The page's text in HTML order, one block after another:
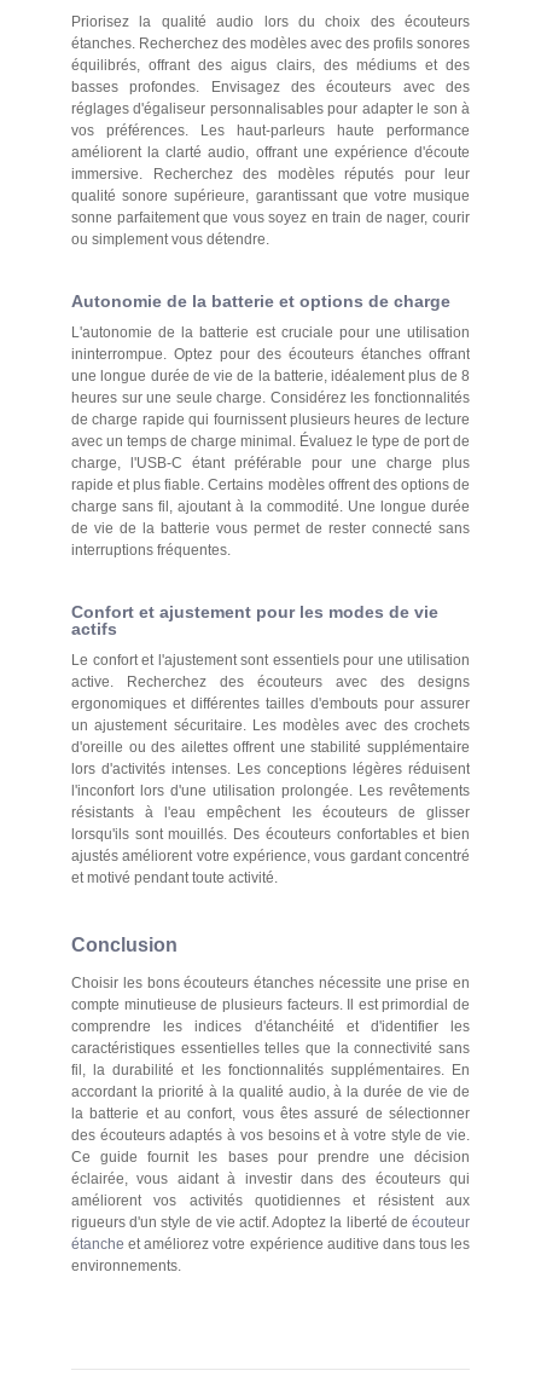
Priorisez la qualité audio lors du choix des écouteurs
étanches. Recherchez des modèles avec des profils sonores
équilibrés, offrant des aigus clairs, des médiums et des
basses profondes. Envisagez des écouteurs avec des
réglages d'égaliseur personnalisables pour adapter le son à
vos préférences. Les haut-parleurs haute performance
améliorent la clarté audio, offrant une expérience d'écoute
immersive. Recherchez des modèles réputés pour leur
qualité sonore supérieure, garantissant que votre musique
sonne parfaitement que vous soyez en train de nager, courir
ou simplement vous détendre.
Autonomie de la batterie et options de charge
L'autonomie de la batterie est cruciale pour une utilisation
ininterrompue. Optez pour des écouteurs étanches offrant
une longue durée de vie de la batterie, idéalement plus de 8
heures sur une seule charge. Considérez les fonctionnalités
de charge rapide qui fournissent plusieurs heures de lecture
avec un temps de charge minimal. Évaluez le type de port de
charge, l'USB-C étant préférable pour une charge plus
rapide et plus fiable. Certains modèles offrent des options de
charge sans fil, ajoutant à la commodité. Une longue durée
de vie de la batterie vous permet de rester connecté sans
interruptions fréquentes.
Confort et ajustement pour les modes de vie
actifs
Le confort et l'ajustement sont essentiels pour une utilisation
active. Recherchez des écouteurs avec des designs
ergonomiques et différentes tailles d'embouts pour assurer
un ajustement sécuritaire. Les modèles avec des crochets
d'oreille ou des ailettes offrent une stabilité supplémentaire
lors d'activités intenses. Les conceptions légères réduisent
l'inconfort lors d'une utilisation prolongée. Les revêtements
résistants à l'eau empêchent les écouteurs de glisser
lorsqu'ils sont mouillés. Des écouteurs confortables et bien
ajustés améliorent votre expérience, vous gardant concentré
et motivé pendant toute activité.
Conclusion
Choisir les bons écouteurs étanches nécessite une prise en
compte minutieuse de plusieurs facteurs. Il est primordial de
comprendre les indices d'étanchéité et d'identifier les
caractéristiques essentielles telles que la connectivité sans
fil, la durabilité et les fonctionnalités supplémentaires. En
accordant la priorité à la qualité audio, à la durée de vie de
la batterie et au confort, vous êtes assuré de sélectionner
des écouteurs adaptés à vos besoins et à votre style de vie.
Ce guide fournit les bases pour prendre une décision
éclairée, vous aidant à investir dans des écouteurs qui
améliorent vos activités quotidiennes et résistent aux
rigueurs d'un style de vie actif. Adoptez la liberté de écouteur
étanche et améliorez votre expérience auditive dans tous les
environnements.